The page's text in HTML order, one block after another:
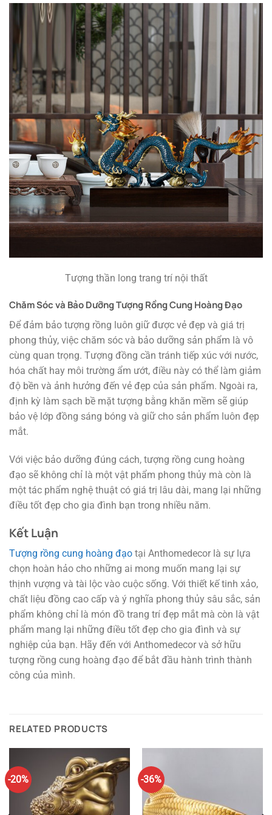
Tượng thần long trang trí nội thất
Chăm Sóc và Bảo Dưỡng Tượng Rồng Cung Hoàng Đạo
Để đảm bảo tượng rồng luôn giữ được vẻ đẹp và giá trị
phong thủy, việc chăm sóc và bảo dưỡng sản phẩm là vô
cùng quan trọng. Tượng đồng cần tránh tiếp xúc với nước,
hóa chất hay môi trường ẩm ướt, điều này có thể làm giảm
độ bền và ảnh hưởng đến vẻ đẹp của sản phẩm. Ngoài ra,
định kỳ làm sạch bề mặt tượng bằng khăn mềm sẽ giúp
bảo vệ lớp đồng sáng bóng và giữ cho sản phẩm luôn đẹp
mắt.
Với việc bảo dưỡng đúng cách, tượng rồng cung hoàng
đạo sẽ không chỉ là một vật phẩm phong thủy mà còn là
một tác phẩm nghệ thuật có giá trị lâu dài, mang lại những
điều tốt đẹp cho gia đình bạn trong nhiều năm.
Kết Luận
Tượng rồng cung hoàng đạo tại Anthomedecor là sự lựa
chọn hoàn hảo cho những ai mong muốn mang lại sự
thịnh vượng và tài lộc vào cuộc sống. Với thiết kế tinh xảo,
chất liệu đồng cao cấp và ý nghĩa phong thủy sâu sắc, sản
phẩm không chỉ là món đồ trang trí đẹp mắt mà còn là vật
phẩm mang lại những điều tốt đẹp cho gia đình và sự
nghiệp của bạn. Hãy đến với Anthomedecor và sở hữu
tượng rồng cung hoàng đạo để bắt đầu hành trình thành
công của mình.
RELATED PRODUCTS
-20% -36%